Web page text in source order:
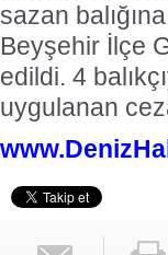
sazan
Beyşehir İlçe
edildi. 4
uygulanan